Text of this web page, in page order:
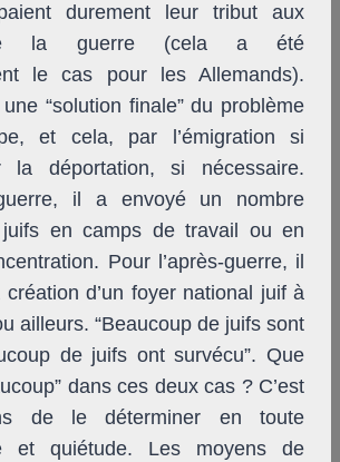
durement leur tribut aux
la guerre (cela a été
le cas pour les Allemands).
“solution finale” du problème
et cela, par l’émigration si
la déportation, si nécessaire.
il a envoyé un nombre
en camps de travail ou en
Pour l’après-guerre, il
d’un foyer national juif à
ailleurs. “Beaucoup de juifs sont
de juifs ont survécu”. Que
dans ces deux cas ? C’est
de le déterminer en toute
et quiétude. Les moyens de